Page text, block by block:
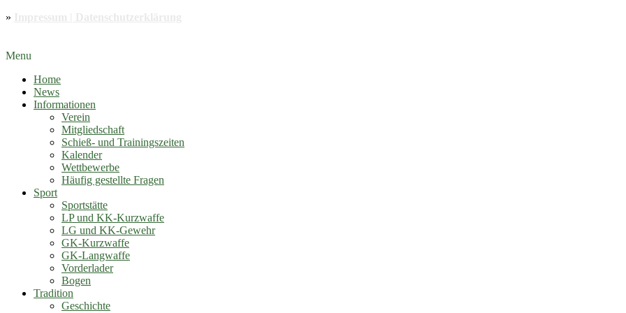
»
Menu
Home
News
Informationen
Verein
Mitgliedschaft
Schieß- und Trainingszeiten
Kalender
Wettbewerbe
Häufig gestellte Fragen
Sport
Sportstätte
LP und KK-Kurzwaffe
LG und KK-Gewehr
GK-Kurzwaffe
GK-Langwaffe
Vorderlader
Bogen
Tradition
Geschichte